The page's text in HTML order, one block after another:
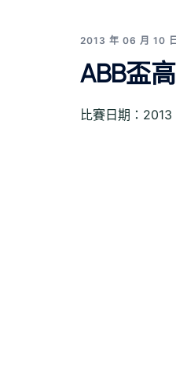
2013 年 06 月 10 日
ABB盃
比賽日期：